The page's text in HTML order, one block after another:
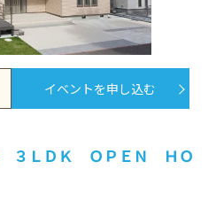
イベントを申し込む
３ＬＤＫ ＯＰＥＮ ＨＯ